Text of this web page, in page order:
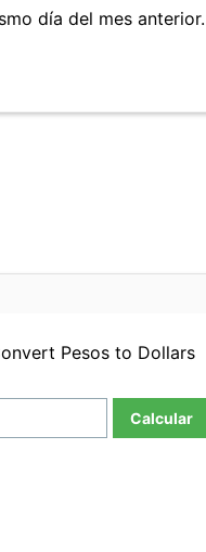
día del mes anterior.
Pesos to Dollars
Calcular